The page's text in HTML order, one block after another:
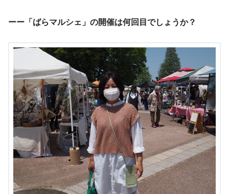
ーー「ばらマルシェ」の開催は何回目でしょうか？